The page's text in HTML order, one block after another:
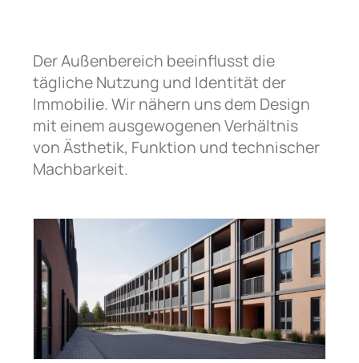
Der Außenbereich beeinflusst die
tägliche Nutzung und Identität der
Immobilie. Wir nähern uns dem Design
mit einem ausgewogenen Verhältnis
von Ästhetik, Funktion und technischer
Machbarkeit.